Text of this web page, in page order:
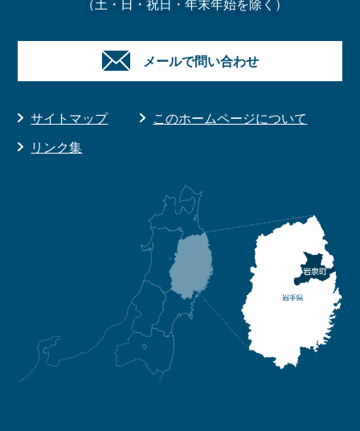
メールで問い合わせ
サイトマップ
このホームページについて
リンク集